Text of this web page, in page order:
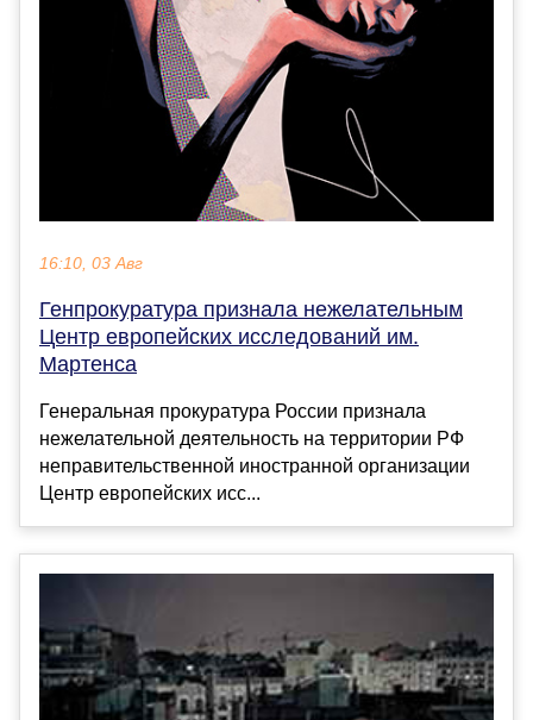
16:10, 03 Авг
Генпрокуратура признала нежелательным
Центр европейских исследований им.
Мартенса
Генеральная прокуратура России признала
нежелательной деятельность на территории РФ
неправительственной иностранной организации
Центр европейских исс...